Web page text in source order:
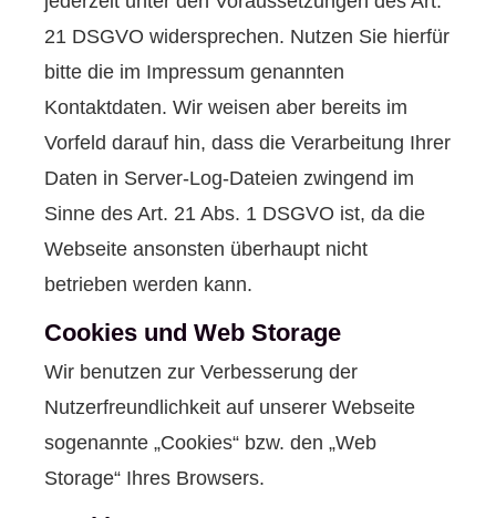
21 DSGVO widersprechen. Nutzen Sie hierfür
bitte die im Impressum genannten
Kontaktdaten. Wir weisen aber bereits im
Vorfeld darauf hin, dass die Verarbeitung Ihrer
Daten in Server-Log-Dateien zwingend im
Sinne des Art. 21 Abs. 1 DSGVO ist, da die
Webseite ansonsten überhaupt nicht
betrieben werden kann.
Cookies und Web Storage
Wir benutzen zur Verbesserung der
Nutzerfreundlichkeit auf unserer Webseite
sogenannte „Cookies“ bzw. den „Web
Storage“ Ihres Browsers.